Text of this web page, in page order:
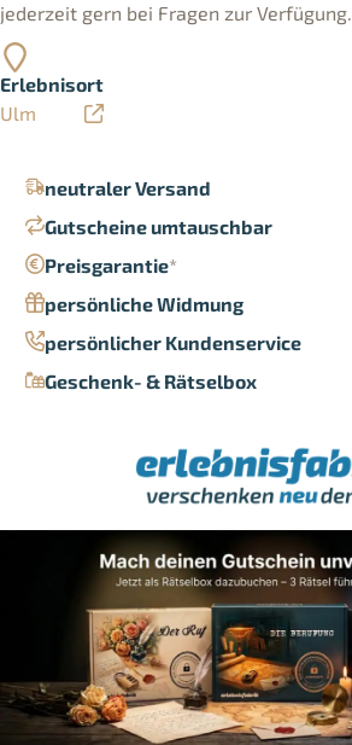
neutraler Versand
Gutscheine umtauschbar
Preisgarantie*
persönliche Widmung
persönlicher Kundenservice
Geschenk- & Rätselbox
jederzeit gern bei Fragen zur Verfügung.
Erlebnisort
Ulm